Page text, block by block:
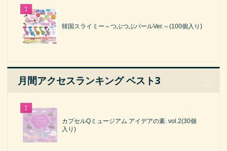
韓国スライミー～つぶつぶパールVer.～(100個入り)
月間アクセスランキング ベスト3
カプセルQミュージアム アイデアの素. vol.2(30個
入り)